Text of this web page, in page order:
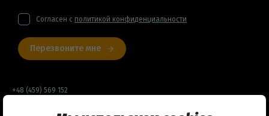
Согласен с политикой конфиденциальности
Перезвоните мне
+48 (459) 569 152